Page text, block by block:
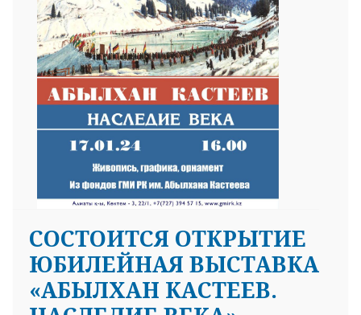
СОСТОИТСЯ ОТКРЫТИЕ
ЮБИЛЕЙНАЯ ВЫСТАВКА
«АБЫЛХАН КАСТЕЕВ.